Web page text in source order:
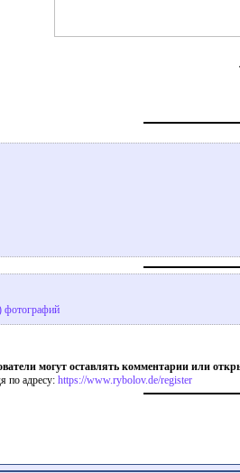
фотографий
могут оставлять комментарии или
по адресу: https://www.rybolov.de/register